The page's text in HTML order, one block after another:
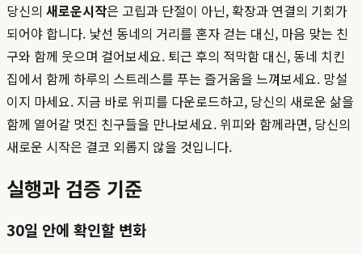
당신의 새로운시작은 고립과 단절이 아닌, 확장과 연결의 기회가
되어야 합니다. 낯선 동네의 거리를 혼자 걷는 대신, 마음 맞는 친
구와 함께 웃으며 걸어보세요. 퇴근 후의 적막함 대신, 동네 치킨
집에서 함께 하루의 스트레스를 푸는 즐거움을 느껴보세요. 망설
이지 마세요. 지금 바로 위피를 다운로드하고, 당신의 새로운 삶을
함께 열어갈 멋진 친구들을 만나보세요. 위피와 함께라면, 당신의
새로운 시작은 결코 외롭지 않을 것입니다.
실행과 검증 기준
30일 안에 확인할 변화